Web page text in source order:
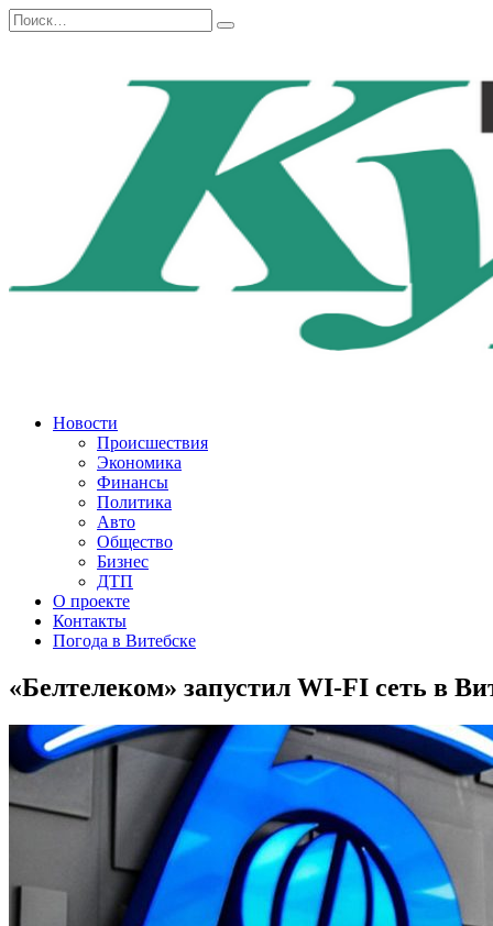
Перейти
к
Search
for:
Новости
Происшествия
Экономика
Финансы
Политика
Авто
Общество
Бизнес
ДТП
О проекте
Контакты
Погода в Витебске
«Белтелеком» запустил WI-FI сеть в